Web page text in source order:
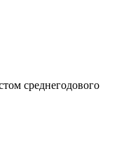
среднегодового